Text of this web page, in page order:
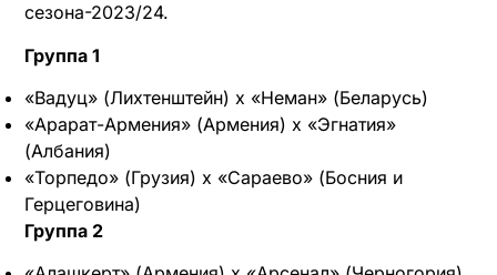
сезона-2023/24.
Группа 1
«Вадуц» (Лихтенштейн) х «Неман» (Беларусь)
«Арарат-Армения» (Армения) х «Эгнатия»
(Албания)
«Торпедо» (Грузия) х «Сараево» (Босния и
Герцеговина)
Группа 2